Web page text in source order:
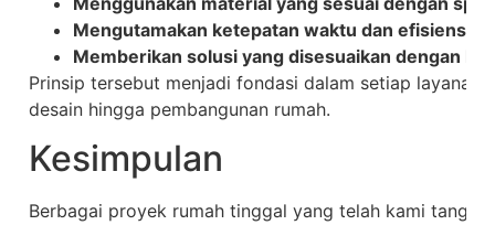
Mengutamakan ketepatan waktu dan efisiensi
Memberikan solusi yang disesuaikan dengan
Prinsip tersebut menjadi fondasi dalam setiap layanan
desain hingga pembangunan rumah.
Kesimpulan
Berbagai proyek rumah tinggal yang telah kami